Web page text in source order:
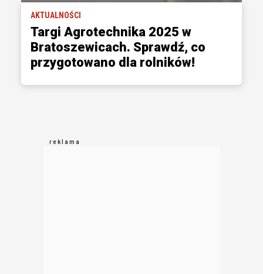
AKTUALNOŚCI
Targi Agrotechnika 2025 w
Bratoszewicach. Sprawdź, co
przygotowano dla rolników!